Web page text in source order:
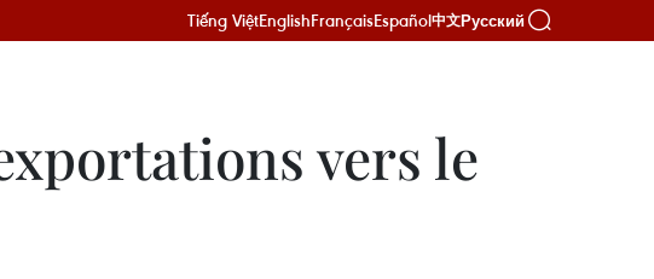
Tiếng ViệtEnglishFrançaisEspañol中文Русский
vers le